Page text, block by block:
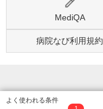
MediQA
病院なび利用規約